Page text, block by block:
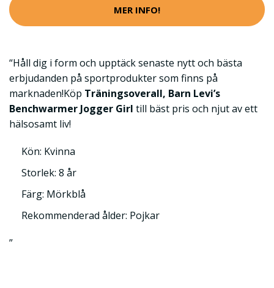
MER INFO!
“Håll dig i form och upptäck senaste nytt och bästa
erbjudanden på sportprodukter som finns på
marknaden!Köp Träningsoverall, Barn Levi’s
Benchwarmer Jogger Girl till bäst pris och njut av ett
hälsosamt liv!
Kön: Kvinna
Storlek: 8 år
Färg: Mörkblå
Rekommenderad ålder: Pojkar
”